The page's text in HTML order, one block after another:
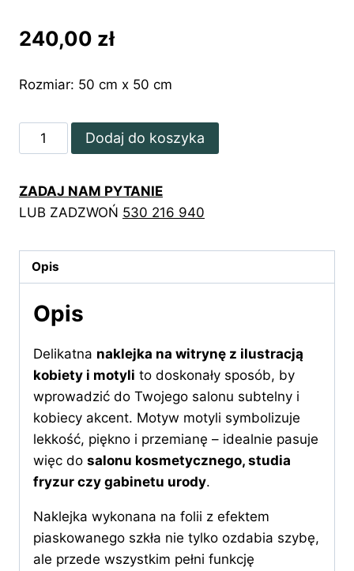
240,00 zł
Rozmiar: 50 cm x 50 cm
ilość
Naklejka
witrynę
portret
motylami
Dodaj do koszyka
ZADAJ NAM PYTANIE
LUB ZADZWOŃ 530 216 940
Opis
Opis
Delikatna naklejka na witrynę z ilustracją
kobiety i motyli to doskonały sposób, by
wprowadzić do Twojego salonu subtelny i
kobiecy akcent. Motyw motyli symbolizuje
lekkość, piękno i przemianę – idealnie pasuje
więc do salonu kosmetycznego, studia
fryzur czy gabinetu urody.
Naklejka wykonana na folii z efektem
piaskowanego szkła nie tylko ozdabia szybę,
ale przede wszystkim pełni funkcję